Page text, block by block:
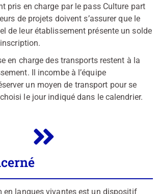
pris en charge par le pass Culture part
de projets doivent s’assurer que le
de leur établissement présente un solde
en charge des transports restent à la
Il incombe à l’équipe
un moyen de transport pour se
le jour indiqué dans le calendrier.
en langues vivantes est un dispositif